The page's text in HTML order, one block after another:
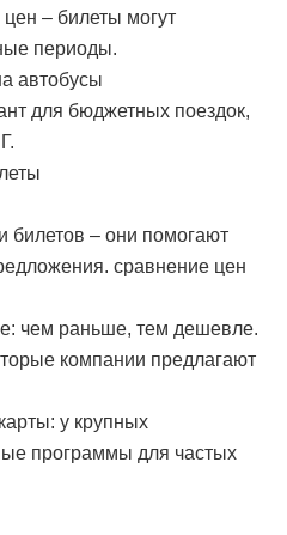
– билеты могут
периоды.
автобусы
для бюджетных поездок,
билетов – они помогают
сравнение цен
чем раньше, тем дешевле.
компании предлагают
у крупных
программы для частых